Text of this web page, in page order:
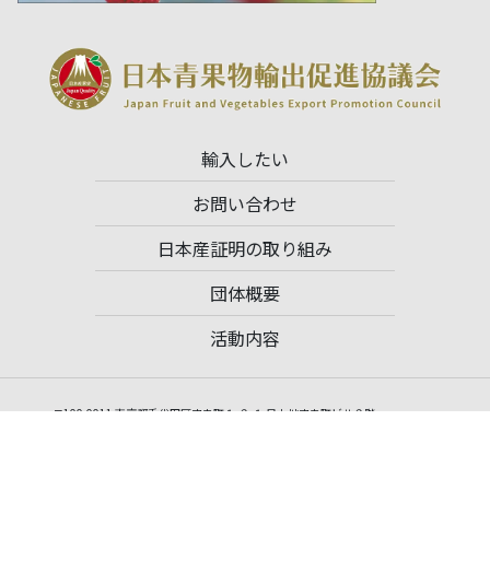
輸入したい
お問い合わせ
日本産証明の取り組み
団体概要
活動内容
〒100-0011 東京都千代田区内幸町１-２-１ 日土地内幸町ビル２階